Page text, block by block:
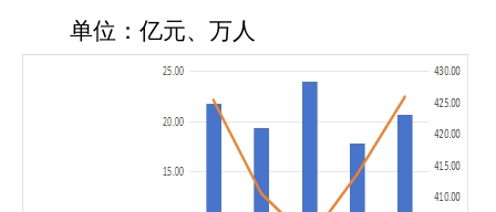
单位：亿元、万人